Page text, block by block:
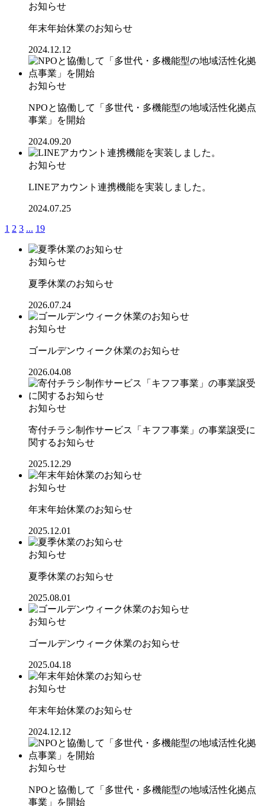
お知らせ
年末年始休業のお知らせ
2024.12.12
お知らせ
NPOと協働して「多世代・多機能型の地域活性化拠点
事業」を開始
2024.09.20
お知らせ
LINEアカウント連携機能を実装しました。
2024.07.25
1 2 3 ... 19
お知らせ
夏季休業のお知らせ
2026.07.24
お知らせ
ゴールデンウィーク休業のお知らせ
2026.04.08
お知らせ
寄付チラシ制作サービス「キフフ事業」の事業譲受に
関するお知らせ
2025.12.29
お知らせ
年末年始休業のお知らせ
2025.12.01
お知らせ
夏季休業のお知らせ
2025.08.01
お知らせ
ゴールデンウィーク休業のお知らせ
2025.04.18
お知らせ
年末年始休業のお知らせ
2024.12.12
お知らせ
NPOと協働して「多世代・多機能型の地域活性化拠点
事業」を開始